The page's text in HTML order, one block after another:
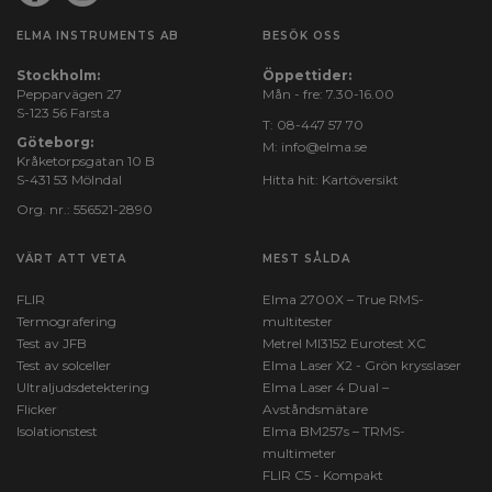
ELMA INSTRUMENTS AB
Stockholm:
Pepparvägen 27
S-123 56 Farsta
Göteborg:
Kråketorpsgatan 10 B
S-431 53 Mölndal
Org. nr.: 556521-2890
BESÖK OSS
Öppettider:
Mån - fre: 7.30-16.00
T: 08-447 57 70
M: info@elma.se
Hitta hit: Kartöversikt
VÄRT ATT VETA
FLIR
Termografering
Test av JFB
Test av solceller
Ultraljudsdetektering
Flicker
Isolationstest
MEST SÅLDA
Elma 2700X – True RMS-
multitester
Metrel MI3152 Eurotest XC
Elma Laser X2 - Grön krysslaser
Elma Laser 4 Dual –
Avståndsmätare
Elma BM257s – TRMS-
multimeter
FLIR C5 - Kompakt